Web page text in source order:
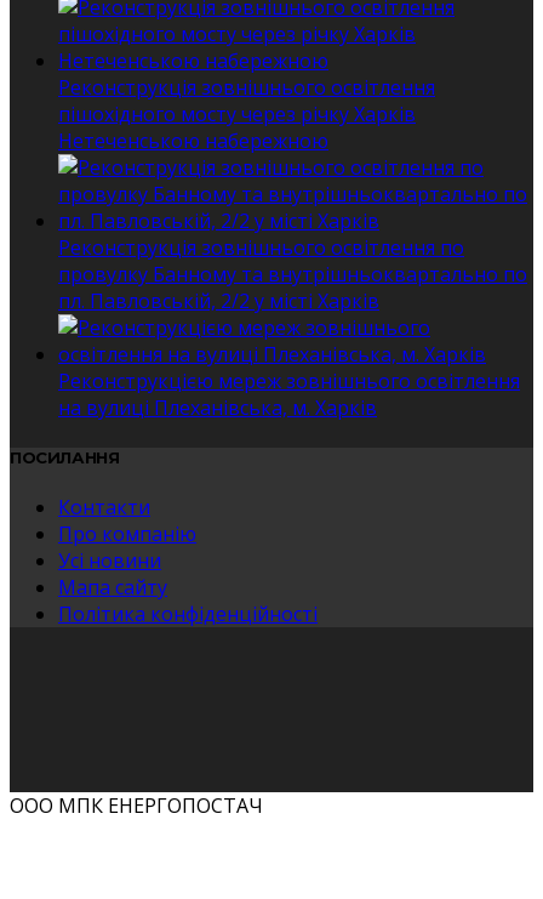
Реконструкція зовнішнього освітлення
пішохідного мосту через річку Харків
Нетеченською набережною
Реконструкція зовнішнього освітлення по
провулку Банному та внутрішньоквартально по
пл. Павловській, 2/2 у місті Харків
Реконструкцією мереж зовнішнього освітлення
на вулиці Плеханівська, м. Харків
ПОСИЛАННЯ
Контакти
Про компанію
Усі новини
Мапа сайту
Політика конфіденційності
ООО МПК ЕНЕРГОПОСТАЧ